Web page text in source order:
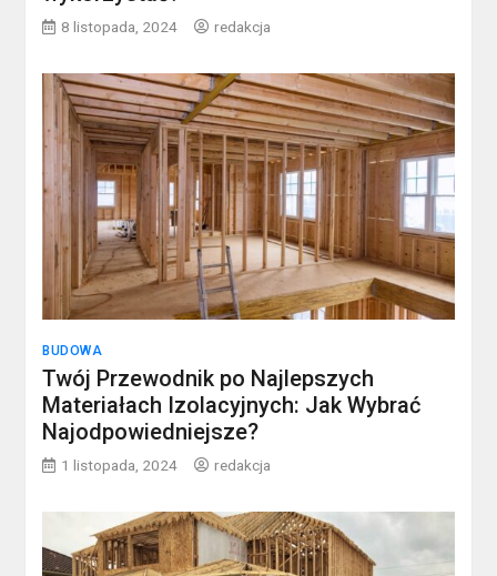
8 listopada, 2024 redakcja
BUDOWA
Twój Przewodnik po Najlepszych
Materiałach Izolacyjnych: Jak Wybrać
Najodpowiedniejsze?
1 listopada, 2024 redakcja